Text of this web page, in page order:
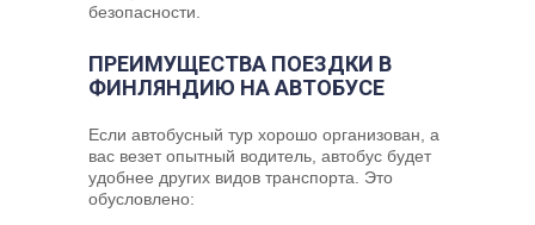
безопасности.
ПРЕИМУЩЕСТВА ПОЕЗДКИ В
ФИНЛЯНДИЮ НА АВТОБУСЕ
Если автобусный тур хорошо организован, а
вас везет опытный водитель, автобус будет
удобнее других видов транспорта. Это
обусловлено: